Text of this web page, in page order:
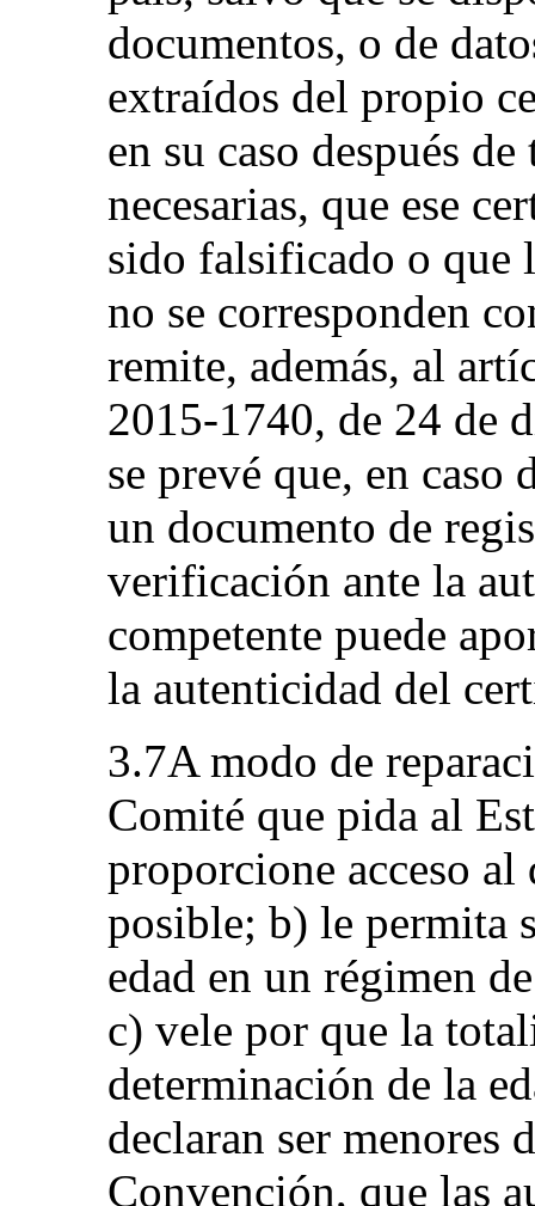
documentos, o de
extraídos del propio
en su caso después
necesarias, que ese
sido falsificado o que
no se corresponden
remite, además, al
2015-1740, de 24 de
se prevé que, en caso
un documento de
verificación ante la
competente puede
la autenticidad del
3.7A modo de
Comité que pida al
proporcione acceso al
posible; b) le permita
edad en un régimen
c) vele por que la
determinación de la
declaran ser menores
Convención, que las